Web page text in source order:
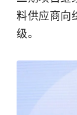
料供应商向
级。